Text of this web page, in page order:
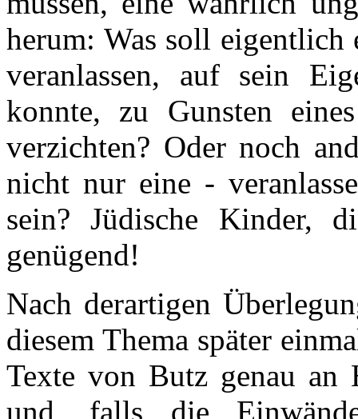
herum: Was soll eigentlich
veranlassen, auf sein
konnte, zu Gunsten
verzichten? Oder noch
nicht nur eine -
sein? Jüdische Kinder,
genügend!
Nach derartigen
diesem Thema später
Texte von Butz genau an
und, falls die